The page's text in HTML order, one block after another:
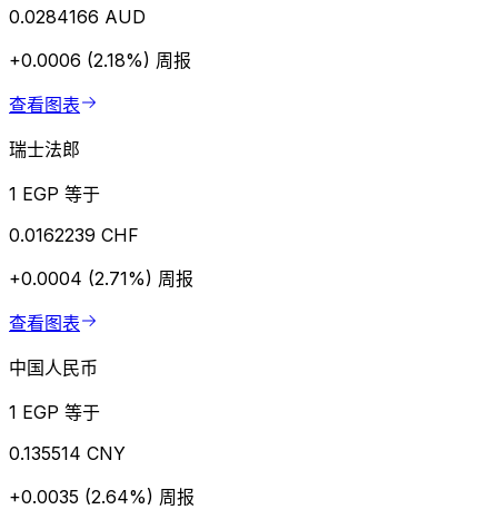
0.0284166 AUD
+0.0006 (2.18%) 周报
查看图表
瑞士法郎
1 EGP 等于
0.0162239 CHF
+0.0004 (2.71%) 周报
查看图表
中国人民币
1 EGP 等于
0.135514 CNY
+0.0035 (2.64%) 周报